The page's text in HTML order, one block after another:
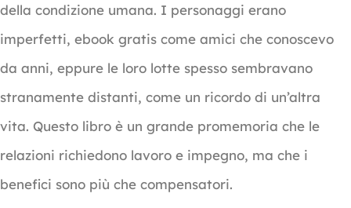
della condizione umana. I personaggi erano
imperfetti, ebook gratis come amici che conoscevo
da anni, eppure le loro lotte spesso sembravano
stranamente distanti, come un ricordo di un’altra
vita. Questo libro è un grande promemoria che le
relazioni richiedono lavoro e impegno, ma che i
benefici sono più che compensatori.